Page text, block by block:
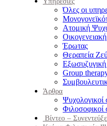
Όλες οι
Ατομική
Έρωτας
Θεραπεία
Group
Άρθρα
Ψυχολογικοί
Φιλοσοφικοί
Βίντεο –